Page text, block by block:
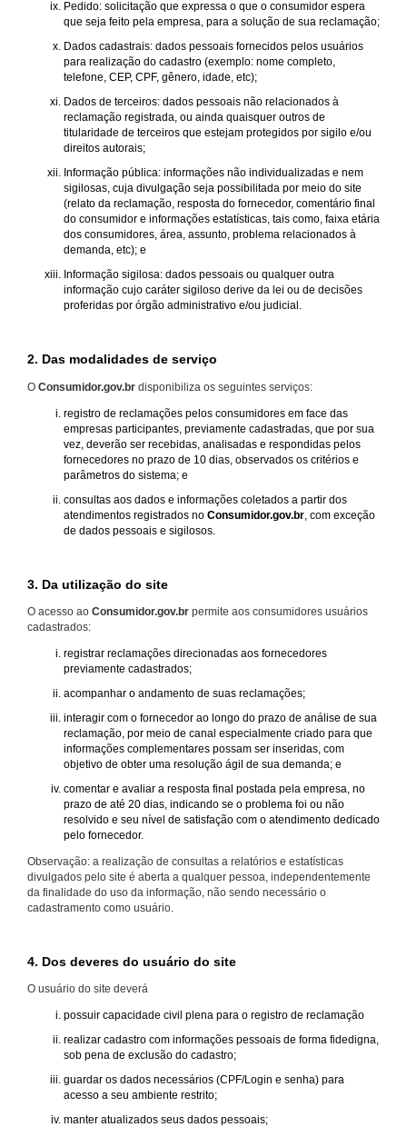
Pedido: solicitação que expressa o que o consumidor espera
que seja feito pela empresa, para a solução de sua reclamação;
Dados cadastrais: dados pessoais fornecidos pelos usuários
para realização do cadastro (exemplo: nome completo,
telefone, CEP, CPF, gênero, idade, etc);
Dados de terceiros: dados pessoais não relacionados à
reclamação registrada, ou ainda quaisquer outros de
titularidade de terceiros que estejam protegidos por sigilo e/ou
direitos autorais;
Informação pública: informações não individualizadas e nem
sigilosas, cuja divulgação seja possibilitada por meio do site
(relato da reclamação, resposta do fornecedor, comentário final
do consumidor e informações estatísticas, tais como, faixa etária
dos consumidores, área, assunto, problema relacionados à
demanda, etc); e
Informação sigilosa: dados pessoais ou qualquer outra
informação cujo caráter sigiloso derive da lei ou de decisões
proferidas por órgão administrativo e/ou judicial.
2. Das modalidades de serviço
O Consumidor.gov.br disponibiliza os seguintes serviços:
registro de reclamações pelos consumidores em face das
empresas participantes, previamente cadastradas, que por sua
vez, deverão ser recebidas, analisadas e respondidas pelos
fornecedores no prazo de 10 dias, observados os critérios e
parâmetros do sistema; e
consultas aos dados e informações coletados a partir dos
atendimentos registrados no Consumidor.gov.br , com exceção
de dados pessoais e sigilosos.
3. Da utilização do site
O acesso ao Consumidor.gov.br permite aos consumidores usuários
cadastrados:
registrar reclamações direcionadas aos fornecedores
previamente cadastrados;
acompanhar o andamento de suas reclamações;
interagir com o fornecedor ao longo do prazo de análise de sua
reclamação, por meio de canal especialmente criado para que
informações complementares possam ser inseridas, com
objetivo de obter uma resolução ágil de sua demanda; e
comentar e avaliar a resposta final postada pela empresa, no
prazo de até 20 dias, indicando se o problema foi ou não
resolvido e seu nível de satisfação com o atendimento dedicado
pelo fornecedor.
Observação: a realização de consultas a relatórios e estatísticas
divulgados pelo site é aberta a qualquer pessoa, independentemente
da finalidade do uso da informação, não sendo necessário o
cadastramento como usuário.
4. Dos deveres do usuário do site
O usuário do site deverá
possuir capacidade civil plena para o registro de reclamação
realizar cadastro com informações pessoais de forma fidedigna,
sob pena de exclusão do cadastro;
guardar os dados necessários (CPF/Login e senha) para
acesso a seu ambiente restrito;
manter atualizados seus dados pessoais;